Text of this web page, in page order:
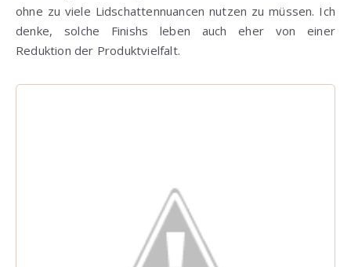
ohne zu viele Lidschattennuancen nutzen zu müssen. Ich
denke, solche Finishs leben auch eher von einer
Reduktion der Produktvielfalt.